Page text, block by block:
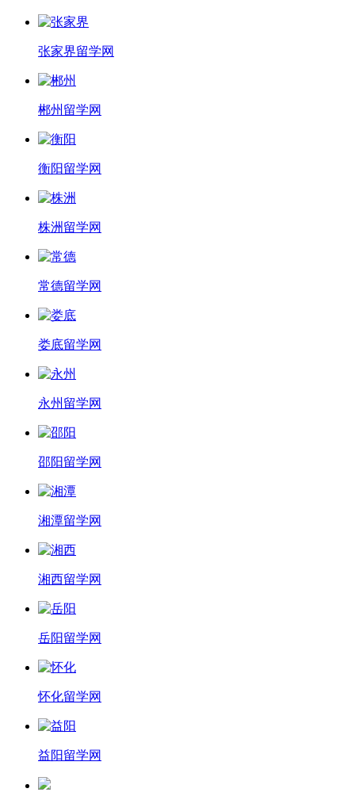
张家界留学网
郴州留学网
衡阳留学网
株洲留学网
常德留学网
娄底留学网
永州留学网
邵阳留学网
湘潭留学网
湘西留学网
岳阳留学网
怀化留学网
益阳留学网